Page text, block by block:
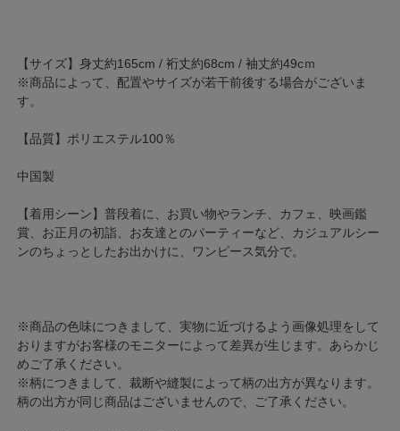
【サイズ】身丈約165cm / 裄丈約68cm / 袖丈約49cｍ
※商品によって、配置やサイズが若干前後する場合がございま
す。
【品質】ポリエステル100％
中国製
【着用シーン】普段着に、お買い物やランチ、カフェ、映画鑑
賞、お正月の初詣、お友達とのパーティーなど、カジュアルシー
ンのちょっとしたお出かけに、ワンピース気分で。
※商品の色味につきまして、実物に近づけるよう画像処理をして
おりますがお客様のモニターによって差異が生じます。あらかじ
めご了承ください。
※柄につきまして、裁断や縫製によって柄の出方が異なります。
柄の出方が同じ商品はございませんので、ご了承ください。